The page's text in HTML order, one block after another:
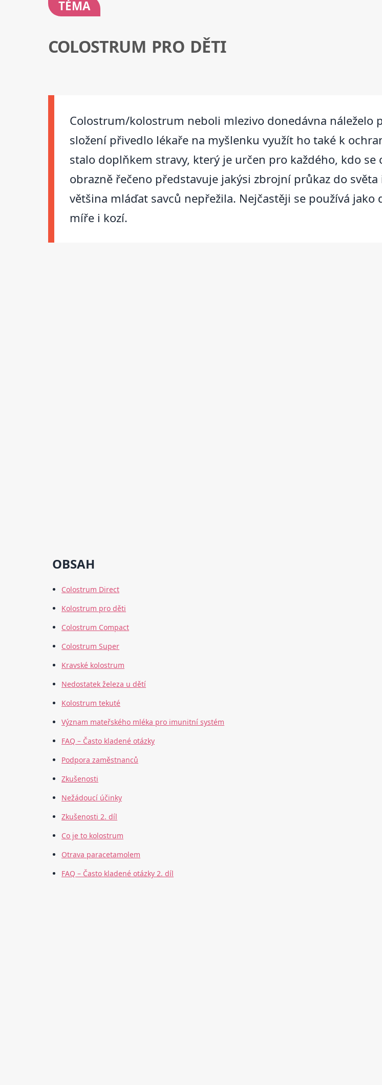
TÉMA
COLOSTRUM PRO DĚTI
Colostrum/kolostrum neboli mlezivo donedávna náleželo
složení přivedlo lékaře na myšlenku využít ho také k
stalo doplňkem stravy, který je určen pro každého, kdo
obrazně řečeno představuje jakýsi zbrojní průkaz do
většina mláďat savců nepřežila. Nejčastěji se používá
míře i kozí.
OBSAH
Colostrum Direct
Kolostrum pro děti
Colostrum Compact
Colostrum Super
Kravské kolostrum
Nedostatek železa u dětí
Kolostrum tekuté
Význam mateřského mléka pro imunitní systém
FAQ – Často kladené otázky
Podpora zaměstnanců
Zkušenosti
Nežádoucí účinky
Zkušenosti 2. díl
Co je to kolostrum
Otrava paracetamolem
FAQ – Často kladené otázky 2. díl